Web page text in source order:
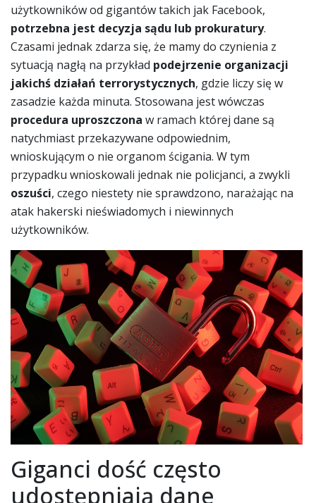
użytkowników od gigantów takich jak Facebook,
potrzebna jest decyzja sądu lub prokuratury.
Czasami jednak zdarza się, że mamy do czynienia z
sytuacją nagłą na przykład podejrzenie organizacji
jakichś działań terrorystycznych, gdzie liczy się w
zasadzie każda minuta. Stosowana jest wówczas
procedura uproszczona w ramach której dane są
natychmiast przekazywane odpowiednim,
wnioskującym o nie organom ścigania. W tym
przypadku wnioskowali jednak nie policjanci, a zwykli
oszuści, czego niestety nie sprawdzono, narażając na
atak hakerski nieświadomych i niewinnych
użytkowników.
Giganci dość często
udostępniają dane